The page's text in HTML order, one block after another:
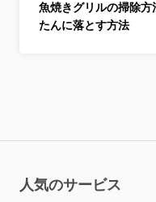
魚焼きグリルの掃除
たんに落とす方法
人気のサービス